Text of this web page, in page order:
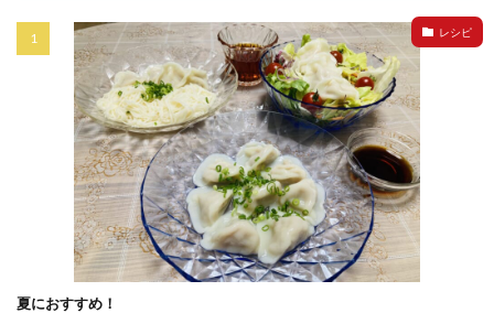
レシピ
夏におすすめ！